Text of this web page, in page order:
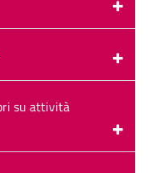
su attività